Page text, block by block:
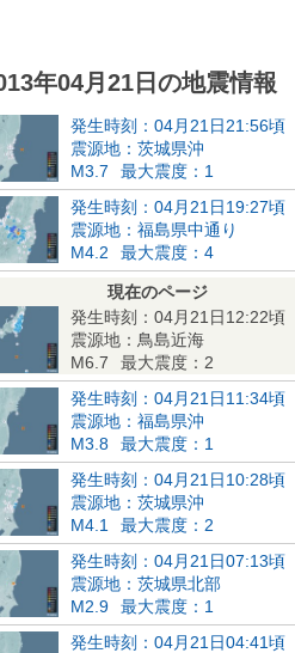
年04月21日の地震情報
発生時刻：04月21日21:56頃
震源地：茨城県沖
M3.7
最大震度：1
発生時刻：04月21日19:27頃
震源地：福島県中通り
M4.2
最大震度：4
現在のページ
発生時刻：04月21日12:22頃
震源地：鳥島近海
M6.7
最大震度：2
発生時刻：04月21日11:34頃
震源地：福島県沖
M3.8
最大震度：1
発生時刻：04月21日10:28頃
震源地：茨城県沖
M4.1
最大震度：2
発生時刻：04月21日07:13頃
震源地：茨城県北部
M2.9
最大震度：1
発生時刻：04月21日04:41頃